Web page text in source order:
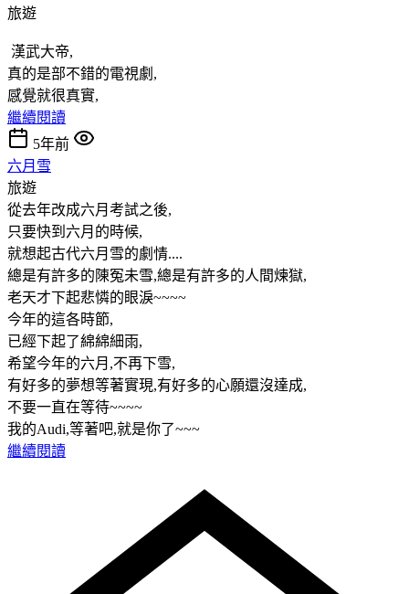
旅遊
漢武大帝,
真的是部不錯的電視劇,
感覺就很真實,
繼續閱讀
5年前
六月雪
旅遊
從去年改成六月考試之後,
只要快到六月的時候,
就想起古代六月雪的劇情....
總是有許多的陳冤未雪,總是有許多的人間煉獄,
老天才下起悲憐的眼淚~~~~
今年的這各時節,
已經下起了綿綿細雨,
希望今年的六月,不再下雪,
有好多的夢想等著實現,有好多的心願還沒達成,
不要一直在等待~~~~
我的Audi,等著吧,就是你了~~~
繼續閱讀